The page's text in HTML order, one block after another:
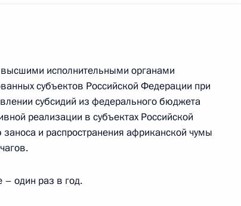
по вопросам экологического развития
первоочередных мер, направленных
исполнительными органами
субъектов Российской Федерации при
субсидий из федерального бюджета
реализации в субъектах Российской
и распространения африканской чумы
один раз в год.